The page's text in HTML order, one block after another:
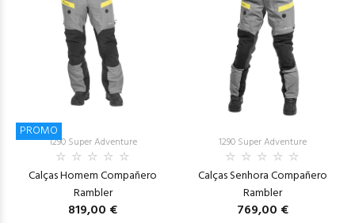
PROMO
1290 Super Adventure
Calças Homem Compañero
Rambler
819,00 €
1290 Super Adventure
Calças Senhora Compañero
Rambler
769,00 €